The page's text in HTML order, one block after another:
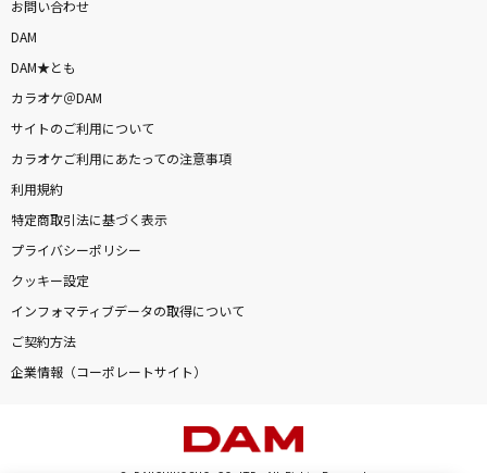
お問い合わせ
DAM
DAM★とも
カラオケ＠DAM
サイトのご利用について
カラオケご利用にあたっての注意事項
利用規約
特定商取引法に基づく表示
プライバシーポリシー
クッキー設定
インフォマティブデータの取得について
ご契約方法
企業情報（コーポレートサイト）